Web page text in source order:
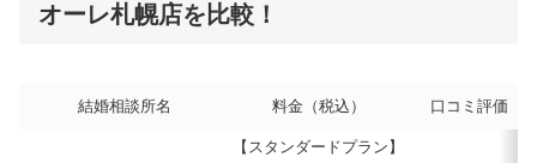
オーレ札幌店を比較！
結婚相談所名 料金（税込） 口コミ評価
【スタンダードプラン】